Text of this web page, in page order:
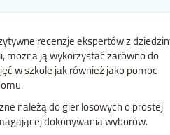
recenzje ekspertów z
można ją wykorzystać zarówno do
w szkole jak również jako pomoc
należą do gier losowych o prostej
dokonywania wyborów.